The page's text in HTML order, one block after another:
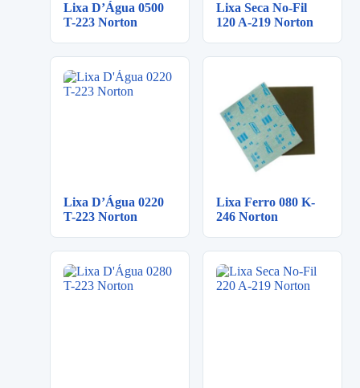
Lixa D’Água 0500
T-223 Norton
Lixa Seca No-Fil
120 A-219 Norton
Lixa D’Água 0220
T-223 Norton
Lixa Ferro 080 K-
246 Norton